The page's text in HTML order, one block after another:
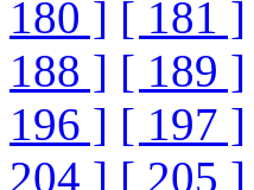
180 ] [ 181 ]
188 ] [ 189 ]
196 ] [ 197 ]
204 ] [ 205 ]